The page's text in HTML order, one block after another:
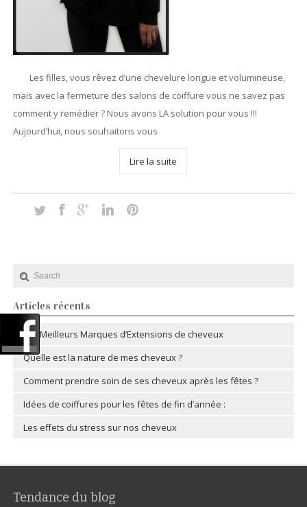
Les filles, vous rêvez d’une chevelure longue et volumineuse,
mais avec la fermeture des salons de coiffure vous ne savez pas
comment y remédier ? Nous avons LA solution pour vous !!!
Aujourd’hui, nous souhaitons vous
Lire la suite
Articles récents
Les Meilleurs Marques d’Extensions de cheveux
Quelle est la nature de mes cheveux ?
Comment prendre soin de ses cheveux après les fêtes ?
Idées de coiffures pour les fêtes de fin d’année :
Les effets du stress sur nos cheveux
Tendance du blog